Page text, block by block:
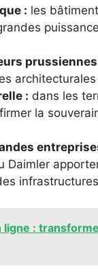
: les
prussiennes
: dans les
la
Daimler
: